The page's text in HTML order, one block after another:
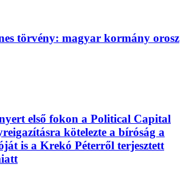
törvény: magyar kormány orosz
első fokon a Political Capital
kötelezte a bíróság a
is a Krekó Péterről terjesztett